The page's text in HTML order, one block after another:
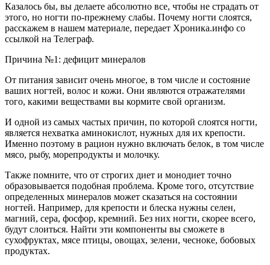
Казалось бы, вы делаете абсолютно все, чтобы не страдать от
этого, но ногти по-прежнему слабы. Почему ногти слоятся,
расскажем в нашем материале, передает Хроника.инфо со
ссылкой на Телеграф.
Причина №1: дефицит минералов
От питания зависит очень многое, в том числе и состояние
ваших ногтей, волос и кожи. Они являются отражателями
того, какими веществами вы кормите свой организм.
И одной из самых частых причин, по которой слоятся ногти,
является нехватка аминокислот, нужных для их крепости.
Именно поэтому в рацион нужно включать белок, в том числе
мясо, рыбу, морепродукты и молочку.
Также помните, что от строгих диет и монодиет точно
образовывается подобная проблема. Кроме того, отсутствие
определенных минералов может сказаться на состоянии
ногтей. Например, для крепости и блеска нужны селен,
магний, сера, фосфор, кремний. Без них ногти, скорее всего,
будут слоиться. Найти эти компоненты вы сможете в
сухофруктах, мясе птицы, овощах, зелени, чесноке, бобовых
продуктах.